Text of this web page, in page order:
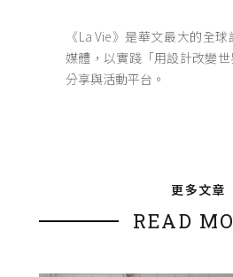
《La Vie》是華文最大的全
媒體，以實踐「用設計改變
分享與活動平台。
更多文章
READ